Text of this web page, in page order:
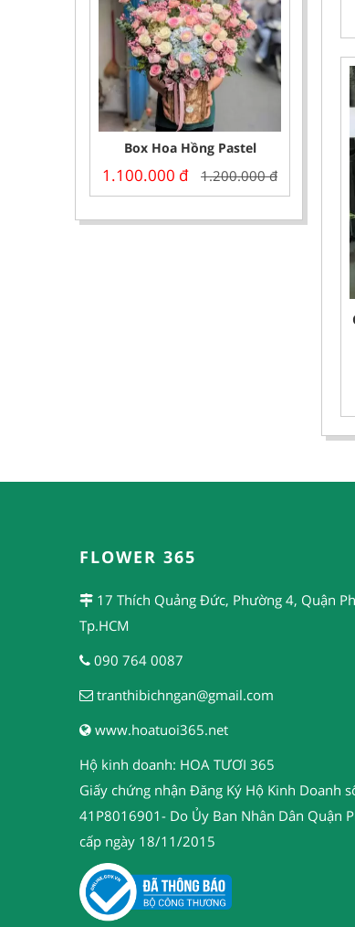
Box Hoa Hồng Pastel
1.100.000 đ 1.200.000đ
FLOWER 365
17 Thích Quảng Đức, Phường 4, Quận
Tp.HCM
090 764 0087
tranthibichngan@gmail.com
www.hoatuoi365.net
Hộ kinh doanh: HOA TƯƠI 365
Giấy chứng nhận Đăng Ký Hộ Kinh Doanh
41P8016901- Do Ủy Ban Nhân Dân Quận
cấp ngày 18/11/2015